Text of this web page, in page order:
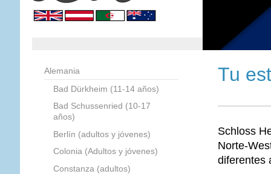
Tu
Schloss
Norte-
diferentes
Alemania
Bad Dürkheim (11-14 años)
Bad Schussenried (10-17
años)
Berlín (adultos y jóvenes)
Colonia (Adultos y jóvenes)
Constanza (adultos)